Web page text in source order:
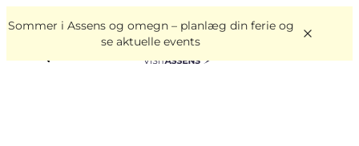
Sommer i Assens og omegn – planlæg din ferie og
se aktuelle events
VisitAssens
Deutsch